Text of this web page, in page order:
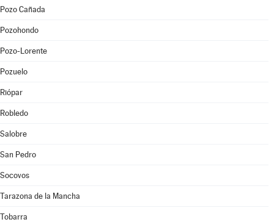
Pozo Cañada
Pozohondo
Pozo-Lorente
Pozuelo
Riópar
Robledo
Salobre
San Pedro
Socovos
Tarazona de la Mancha
Tobarra